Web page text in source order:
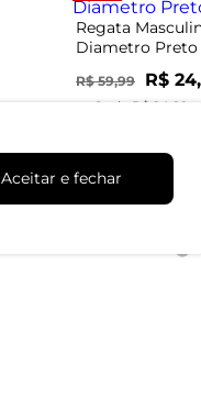
Aceitar e fechar
Regata
Diametro Preto
R$ 59,99 R$
ou 1x de R$ 24,99